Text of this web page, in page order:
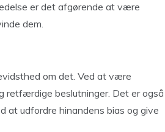
er det afgørende at være
dem.
om det. Ved at være
retfærdige beslutninger. Det er også
at udfordre hinandens bias og give